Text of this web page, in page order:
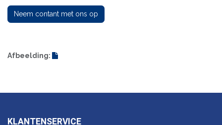
Neem contant met ons op
Afbeelding:
KLANTENSERVICE